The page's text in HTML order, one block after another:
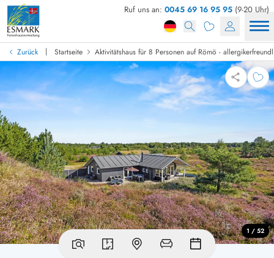
Ruf uns an: 0045 69 16 95 95 (9-20 Uhr)
Zurück | Startseite Aktivitätshaus für 8 Personen auf Römö -
1 / 52